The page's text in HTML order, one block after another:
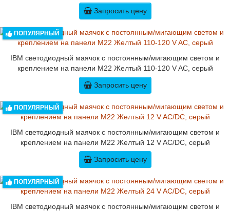
Запросить цену
ПОПУЛЯРНЫЙ
IBM светодиодный маячок с постоянным/мигающим светом и
креплением на панели M22 Желтый 110-120 V AC, серый
Запросить цену
ПОПУЛЯРНЫЙ
IBM светодиодный маячок с постоянным/мигающим светом и
креплением на панели M22 Желтый 12 V AC/DC, серый
Запросить цену
ПОПУЛЯРНЫЙ
IBM светодиодный маячок с постоянным/мигающим светом и